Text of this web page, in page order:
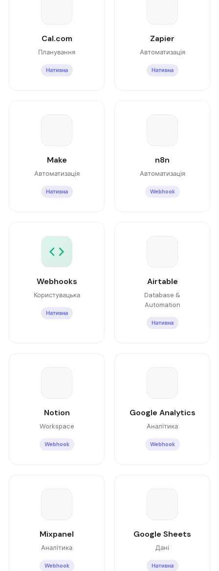
Cal.com
Планування
Нативна
Zapier
Автоматизація
Нативна
Make
Автоматизація
Нативна
n8n
Автоматизація
Webhook
Webhooks
Користувацька
Нативна
Airtable
Database &
Automation
Нативна
Notion
Workspace
Webhook
Google Analytics
Аналітика
Webhook
Mixpanel
Аналітика
Webhook
Google Sheets
Дані
Нативна